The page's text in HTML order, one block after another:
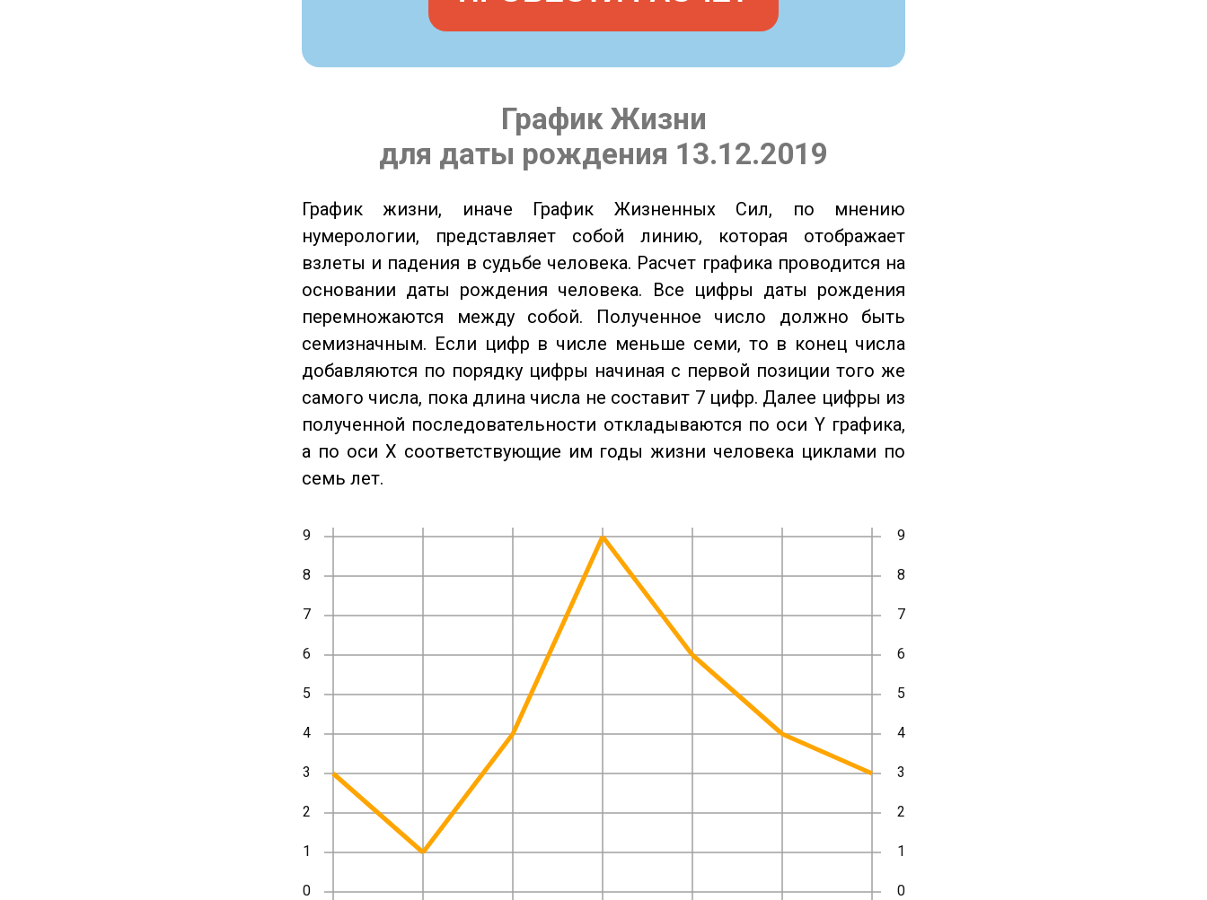
График Жизни
для даты рождения 13.12.2019
График жизни, иначе График Жизненных Сил, по мнению
нумерологии, представляет собой линию, которая отображает
взлеты и падения в судьбе человека. Расчет графика проводится на
основании даты рождения человека. Все цифры даты рождения
перемножаются между собой. Полученное число должно быть
семизначным. Если цифр в числе меньше семи, то в конец числа
добавляются по порядку цифры начиная с первой позиции того же
самого числа, пока длина числа не составит 7 цифр. Далее цифры из
полученной последовательности откладываются по оси Y графика,
а по оси X соответствующие им годы жизни человека циклами по
семь лет.